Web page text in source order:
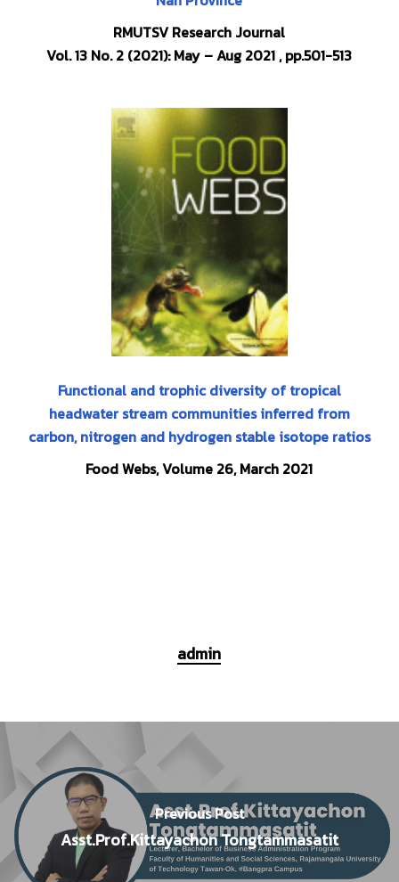
RMUTSV Research Journal
Vol. 13 No. 2 (2021): May – Aug 2021, pp.501-513
Functional and trophic diversity of tropical
headwater stream communities inferred from
carbon, nitrogen and hydrogen stable isotope ratios
Food Webs, Volume 26, March 2021
admin
Previous Post
Asst.Prof.Kittayachon Tongtammasatit